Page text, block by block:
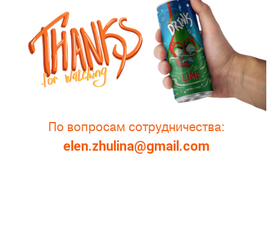
По вопросам сотрудничества:
elen.zhulina@gmail.com